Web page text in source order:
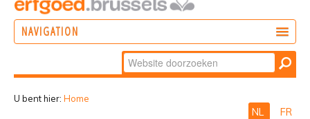
NAVIGATION
Zoek
Geavanceerd
U bent hier: Home
NL FR